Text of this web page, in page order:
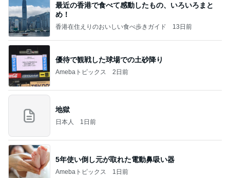
最近の香港で食べて感動したもの、いろいろまと
め！
香港在住えりのおいしい食べ歩きガイド 13日前
優待で観戦した球場での土砂降り
Amebaトピックス 2日前
地獄
日本人 1日前
5年使い倒し元が取れた電動鼻吸い器
Amebaトピックス 1日前